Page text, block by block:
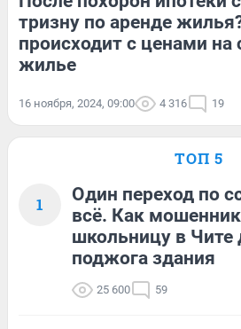
тризну по аренде
происходит с ценами на
жилье
16 ноября, 2024, 09:00 4 316 19
ТОП 5
1
Один переход по
всё. Как
школьницу в Чите
поджога здания
25 600 59